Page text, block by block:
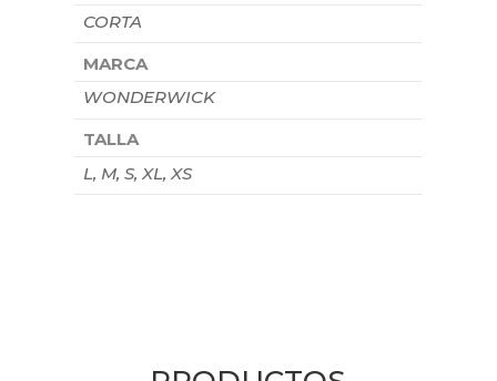
CORTA
MARCA
WONDERWICK
TALLA
L, M, S, XL, XS